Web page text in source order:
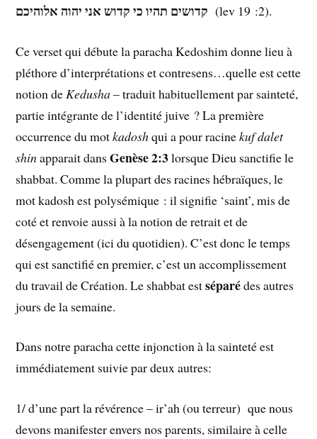
קדושים תהיו כי קדוש אני יהוה אלוהיכם (lev 19 :2).
Ce verset qui débute la paracha Kedoshim donne lieu à
pléthore d’interprétations et contresens…quelle est cette
notion de Kedusha– traduit habituellement par sainteté,
partie intégrante de l’identité juive ? La première
occurrence du motkadoshqui a pour racinekuf dalet
shinapparait dansGenèse 2:3lorsque Dieu sanctifie le
shabbat. Comme la plupart des racines hébraïques, le
mot kadosh est polysémique : il signifie ‘saint’, mis de
coté et renvoie aussi à la notion de retrait et de
désengagement (ici du quotidien). C’est donc le temps
qui est sanctifié en premier, c’est un accomplissement
du travail de Création. Le shabbat estséparédes autres
jours de la semaine.
Dans notre paracha cette injonction à la sainteté est
immédiatement suivie par deux autres:
1/ d’une part la révérence – ir’ah (ou terreur) que nous
devons manifester envers nos parents, similaire à celle